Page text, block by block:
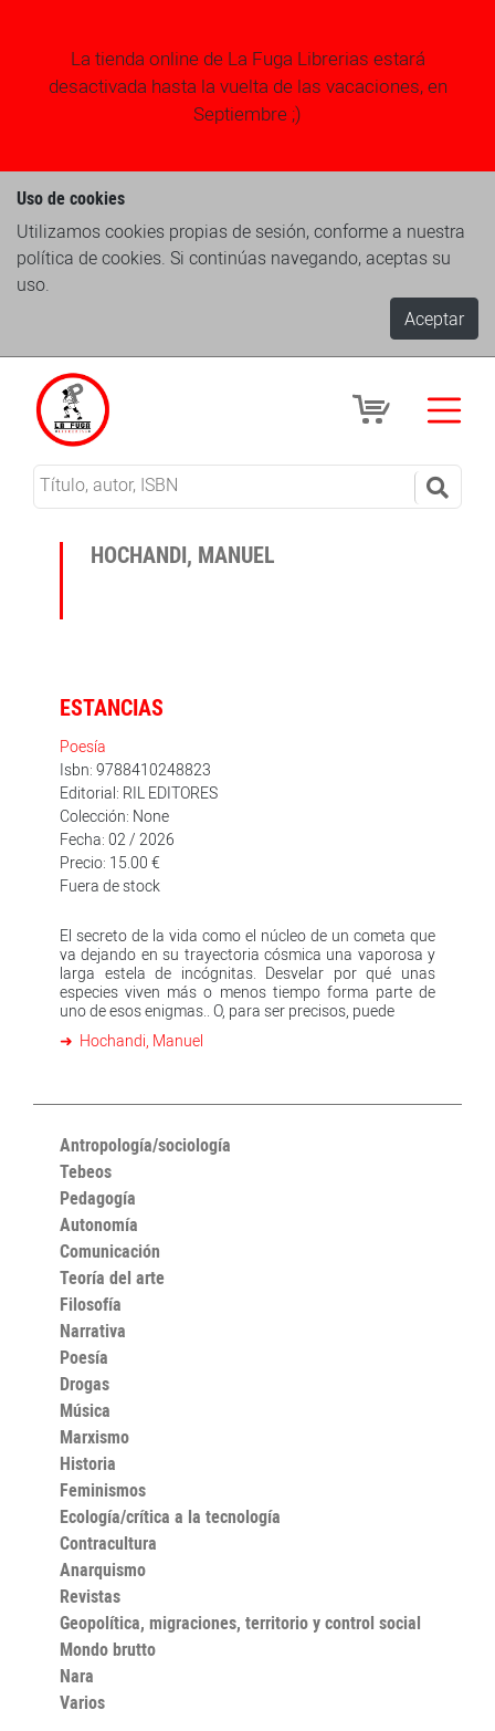
La tienda online de La Fuga Librerias estará
desactivada hasta la vuelta de las vacaciones, en
Septiembre ;)
Uso de cookies
Utilizamos cookies propias de sesión, conforme a nuestra
política de cookies. Si continúas navegando, aceptas su
uso.
Aceptar
HOCHANDI, MANUEL
ESTANCIAS
Poesía
Isbn: 9788410248823
Editorial: RIL EDITORES
Colección: None
Fecha: 02 / 2026
Precio: 15.00 €
Fuera de stock
El secreto de la vida como el núcleo de un cometa que
va dejando en su trayectoria cósmica una vaporosa y
larga estela de incógnitas. Desvelar por qué unas
especies viven más o menos tiempo forma parte de
uno de esos enigmas.. O, para ser precisos, puede
Hochandi, Manuel
Antropología/sociología
Tebeos
Pedagogía
Autonomía
Comunicación
Teoría del arte
Filosofía
Narrativa
Poesía
Drogas
Música
Marxismo
Historia
Feminismos
Ecología/crítica a la tecnología
Contracultura
Anarquismo
Revistas
Geopolítica, migraciones, territorio y control social
Mondo brutto
Nara
Varios